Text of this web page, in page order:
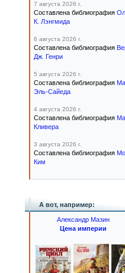
7 августа 2026 г.
Составлена библиография
К. Лэнгмида
6 августа 2026 г.
Составлена библиография
Дж. Генри
5 августа 2026 г.
Составлена библиография
Эль-Сайеда
4 августа 2026 г.
Составлена библиография
Кливера
3 августа 2026 г.
Составлена библиография
Ким
А вот, например:
Александр Мазин
Цена империи